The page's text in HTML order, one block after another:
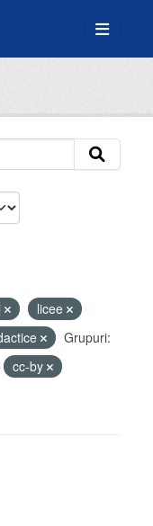
licee
Grupuri:
cc-by